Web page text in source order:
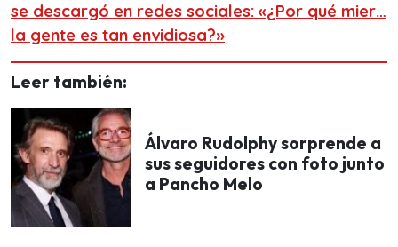
se descargó en redes sociales: «¿Por qué mier…
la gente es tan envidiosa?»
Leer también:
Álvaro Rudolphy sorprende a
sus seguidores con foto junto
a Pancho Melo